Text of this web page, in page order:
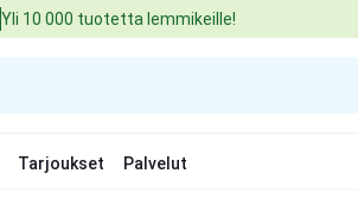
Yli 10 000 tuotetta lemmikeille!
Tarjoukset Palvelut